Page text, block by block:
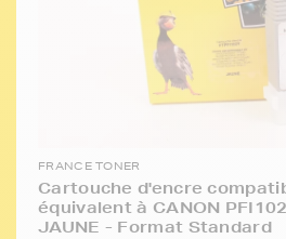
FRANCE TONER
Cartouche d'encre
équivalent à CANON
JAUNE - Format Standard